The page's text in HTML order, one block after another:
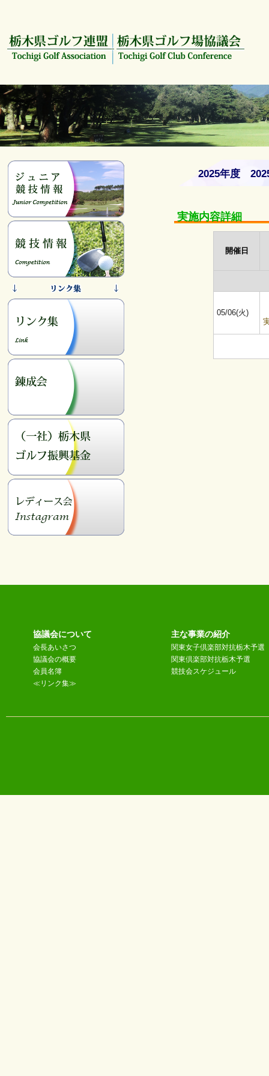
2025年度
実施内容詳細
開催日
05/06(火)
協議会について
会長あいさつ
協議会の概要
会員名簿
≪リンク集≫
主な事業の紹介
関東女子倶楽部対抗栃木予選
関東倶楽部対抗栃木予選
競技会スケジュール